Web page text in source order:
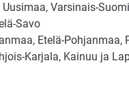
Varsinais-
Savo
Etelä-Pohjanmaa,
Karjala, Kainuu ja